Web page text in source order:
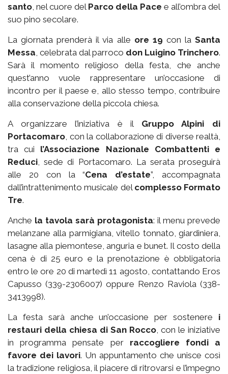
santo, nel cuore del Parco della Pace e all’ombra del
suo pino secolare.
La giornata prenderà il via alle ore 19 con laSanta
Messa, celebrata dal parroco don Luigino Trinchero.
Sarà il momento religioso della festa, che anche
quest’anno vuole rappresentare un’occasione di
incontro per il paese e, allo stesso tempo, contribuire
alla conservazione della piccola chiesa.
A organizzare l’iniziativa è il Gruppo Alpini di
Portacomaro, con la collaborazione di diverse realtà,
tra cui l’Associazione Nazionale Combattenti e
Reduci, sede di Portacomaro. La serata proseguirà
alle 20 con la “Cena d’estate”, accompagnata
dall’intrattenimento musicale del complesso Formato
Tre.
Anche la tavola sarà protagonista: il menu prevede
melanzane alla parmigiana, vitello tonnato, giardiniera,
lasagne alla piemontese, anguria e bunet. Il costo della
cena è di 25 euro e la prenotazione è obbligatoria
entro le ore 20 di martedì 11 agosto, contattando Eros
Capusso (339-2306007) oppure Renzo Raviola (338-
3413998).
La festa sarà anche un’occasione per sostenere i
restauri della chiesa di San Rocco, con le iniziative
in programma pensate per raccogliere fondi a
favore dei lavori. Un appuntamento che unisce così
la tradizione religiosa, il piacere di ritrovarsi e l’impegno